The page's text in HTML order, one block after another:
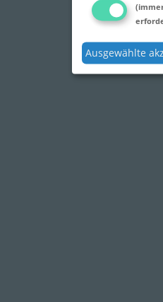
Ausgewählte